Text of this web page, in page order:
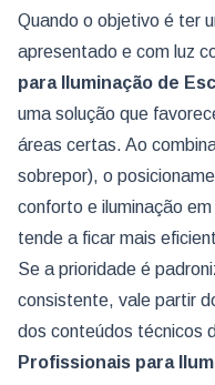
Quando o objetivo é ter
apresentado e com luz
para Iluminação de
uma solução que
áreas certas. Ao
sobrepor), o
conforto e iluminação
tende a ficar mais
Se a prioridade é
consistente, vale partir
dos conteúdos técnicos
Profissionais para